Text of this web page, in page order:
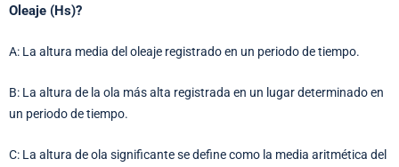
Oleaje (Hs)?
A: La altura media del oleaje registrado en un periodo de tiempo.
B: La altura de la ola más alta registrada en un lugar determinado en
un periodo de tiempo.
C: La altura de ola significante se define como la media aritmética del